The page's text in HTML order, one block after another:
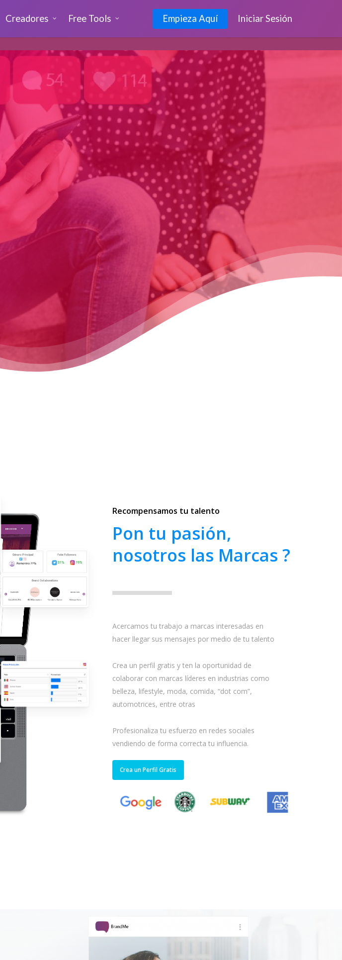
Creadores Free Tools Empieza Aquí Iniciar Sesión
Recompensamos tu talento
Pon tu pasión,
nosotros las Marcas ?
Acercamos tu trabajo a marcas interesadas en
hacer llegar sus mensajes por medio de tu talento
Crea un perfil gratis y ten la oportunidad de
colaborar con marcas líderes en industrias como
belleza, lifestyle, moda, comida, “dot com”,
automotrices, entre otras
Profesionaliza tu esfuerzo en redes sociales
vendiendo de forma correcta tu influencia.
Crea un Perfil Gratis